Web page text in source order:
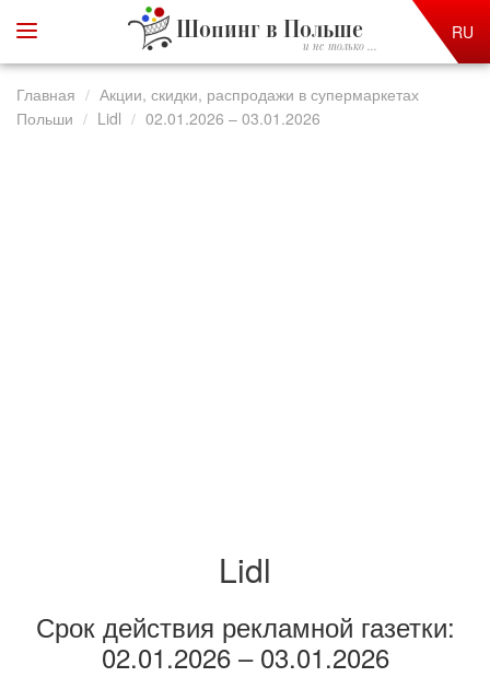
Шопинг в Польше
и не только ...
RU
Главная
Акции, скидки, распродажи в супермаркетах
Польши
Lidl 02.01.2026 – 03.01.2026
Lidl
Срок действия рекламной газетки:
02.01.2026 – 03.01.2026